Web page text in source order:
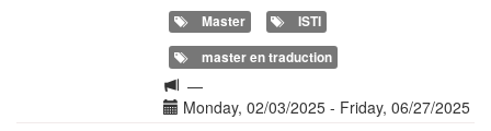
Master
ISTI
master en traduction
Langue
de
—
Date(s)
Monday, 02/03/2025 - Friday, 06/27/2025